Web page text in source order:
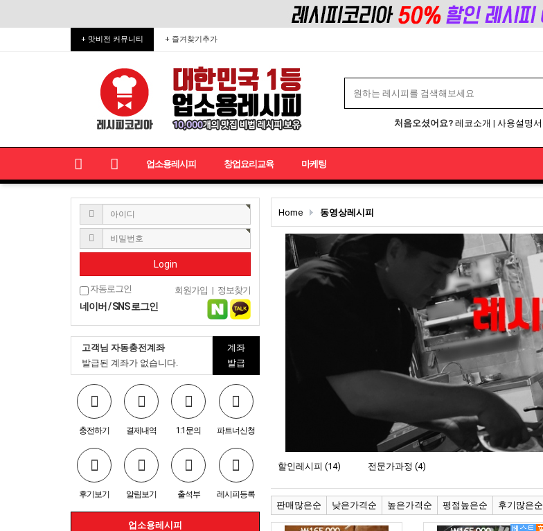
+ 맛비전 커뮤니티 + 즐겨찾기추가
처음오셨어요? 레코소개 | 사용설명서
업소용레시피 창업요리교육 마케팅
Login
자동로그인 회원가입 | 정보찾기
네이버 / SNS 로그인
고객님 자동충전계좌
발급된 계좌가 없습니다.
계좌
발급
충전하기 결제내역 1:1문의 파트너신청
후기보기 알림보기 출석부 레시피등록
업소용레시피
Home 동영상레시피
할인레시피 (14) 전문가과정 (4)
판매많은순 낮은가격순 높은가격순 평점높은순 후기많은순